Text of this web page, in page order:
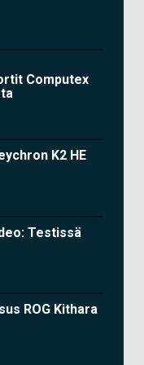
Computex
K2 HE
Testissä
ROG Kithara